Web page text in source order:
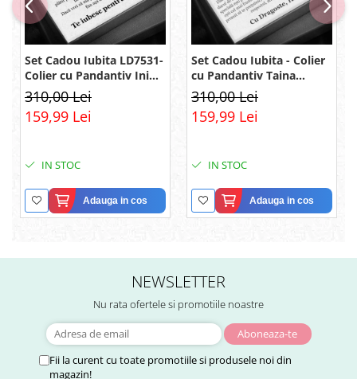
Set Cadou Iubita LD7531-
Colier cu Pandantiv Inimi
Pereche din Argint 925
placat cu rodiu, Cutie
Elegantă și Felicitare
310,00 Lei
159,99 Lei
IN STOC
Adauga in cos
Set Cadou Iubita - Colier
cu Pandantiv Taina
Infinitului din Argint 925
placat cu rodiu, Cutie
Elegantă și Mesaj
310,00 Lei
159,99 Lei
IN STOC
Adauga in cos
NEWSLETTER
Nu rata ofertele si promotiile noastre
Fii la curent cu toate promotiile si produsele noi din
magazin!